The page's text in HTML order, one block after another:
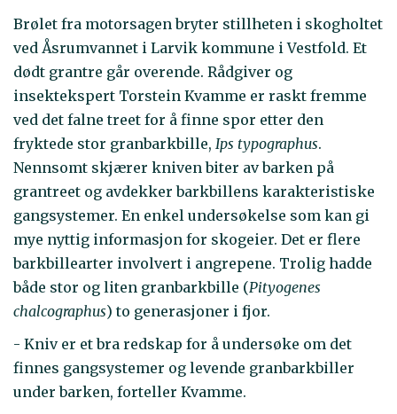
Brølet fra motorsagen bryter stillheten i skogholtet
ved Åsrumvannet i Larvik kommune i Vestfold. Et
dødt grantre går overende. Rådgiver og
insektekspert Torstein Kvamme er raskt fremme
ved det falne treet for å finne spor etter den
fryktede stor granbarkbille, Ips typographus.
Nennsomt skjærer kniven biter av barken på
grantreet og avdekker barkbillens karakteristiske
gangsystemer. En enkel undersøkelse som kan gi
mye nyttig informasjon for skogeier. Det er flere
barkbillearter involvert i angrepene. Trolig hadde
både stor og liten granbarkbille (Pityogenes
chalcographus) to generasjoner i fjor.
- Kniv er et bra redskap for å undersøke om det
finnes gangsystemer og levende granbarkbiller
under barken, forteller Kvamme.